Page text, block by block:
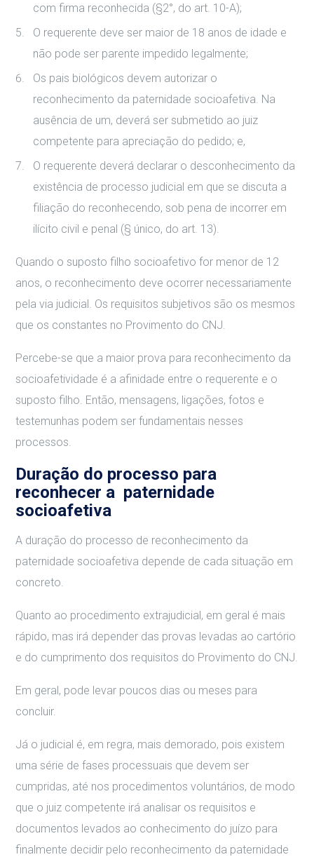
com firma reconhecida (§2°, do art. 10-A);
O requerente deve ser maior de 18 anos de idade e
não pode ser parente impedido legalmente;
Os pais biológicos devem autorizar o
reconhecimento da paternidade socioafetiva. Na
ausência de um, deverá ser submetido ao juiz
competente para apreciação do pedido; e,
O requerente deverá declarar o desconhecimento da
existência de processo judicial em que se discuta a
filiação do reconhecendo, sob pena de incorrer em
ilícito civil e penal (§ único, do art. 13).
Quando o suposto filho socioafetivo for menor de 12
anos, o reconhecimento deve ocorrer necessariamente
pela via judicial. Os requisitos subjetivos são os mesmos
que os constantes no Provimento do CNJ.
Percebe-se que a maior prova para reconhecimento da
socioafetividade é a afinidade entre o requerente e o
suposto filho. Então, mensagens, ligações, fotos e
testemunhas podem ser fundamentais nesses
processos.
Duração do processo para
reconhecer a paternidade
socioafetiva
A duração do processo de reconhecimento da
paternidade socioafetiva depende de cada situação em
concreto.
Quanto ao procedimento extrajudicial, em geral é mais
rápido, mas irá depender das provas levadas ao cartório
e do cumprimento dos requisitos do Provimento do CNJ.
Em geral, pode levar poucos dias ou meses para
concluir.
Já o judicial é, em regra, mais demorado, pois existem
uma série de fases processuais que devem ser
cumpridas, até nos procedimentos voluntários, de modo
que o juiz competente irá analisar os requisitos e
documentos levados ao conhecimento do juízo para
finalmente decidir pelo reconhecimento da paternidade